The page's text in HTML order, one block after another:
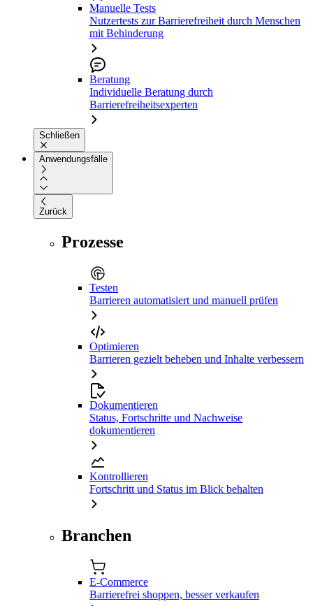
Manuelle Tests
Nutzertests zur Barrierefreiheit durch Menschen
mit Behinderung
Beratung
Individuelle Beratung durch
Barrierefreiheitsexperten
Schließen
Anwendungsfälle
Zurück
Prozesse
Testen
Barrieren automatisiert und manuell prüfen
Optimieren
Barrieren gezielt beheben und Inhalte verbessern
Dokumentieren
Status, Fortschritte und Nachweise
dokumentieren
Kontrollieren
Fortschritt und Status im Blick behalten
Branchen
E-Commerce
Barrierefrei shoppen, besser verkaufen